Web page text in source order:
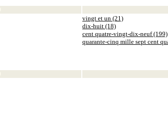
vingt et un (21)
dix-huit (18)
cent quatre-vingt-dix-neuf (199)
quarante-cinq mille sept cent